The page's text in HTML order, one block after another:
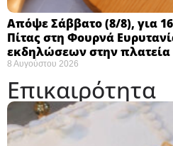
Απόψε Σάββατο (8/8), για
Πίτας στη Φουρνά
εκδηλώσεων στην πλατεία
8 Αυγούστου 2026
Επικαιρότητα